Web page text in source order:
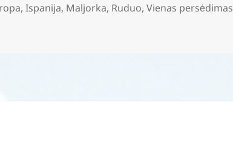
,Ispanija, Maljorka, Ruduo,Vienas persėdimas